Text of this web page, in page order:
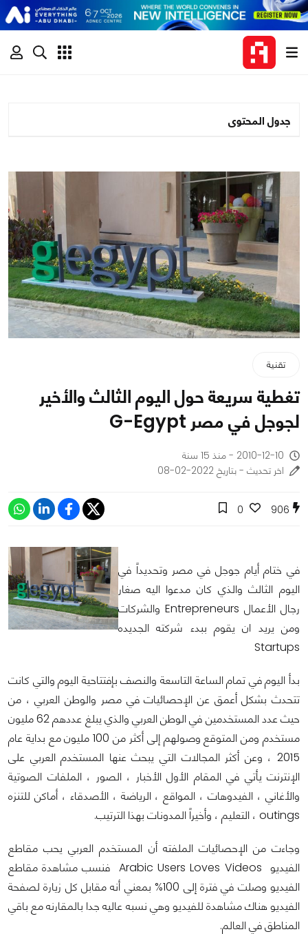
جدول المحتوى
تقنية
تغطية سريعة حول اليوم الثالث والأخير
لجوجل في مصر G-Egypt
2010-12-10 - منذ 15 سنة
اخر تحديث - بتاريخ 2022-02-08
906
0
في ختام أيام جوجل في مصر وتحديداً في
اليوم الثالث والذي كان مدعوا اليه صغار
رجال الأعمال Entrepreneurs والشركات
ومن يريد ان يقوم ببدء شركته الجديده
Startups
بدأ اليوم في تمام الساعة التاسعة والنصف بإفتتاحية اليوم والتي كانت
تتحدث بشكل أعمق عن الإحصائيات في مصر والوطن العربي ، من
حيث عدد المستخدمين في الوطن العربي والذي يبلغ عددهم 62 مليون
مستخدم ومن المتوقع وصولهم إلى أكثر من 100 مليون مع بداية عام
2015 ، وعن أكثر المجالات التي يبحث عنها المستخدم العربي على
الإنترنت يأتي في المقام الأول الأخبار ، الصور ، الملفات الصوتية
والأغاني ، الفيدوهات ، المواقع ، الرياضة ، الأصدقاء ، أماكن للتنزه
outings ، التعليم ، وأخيراً المدونات بهذا الترتيب.
وجاءت من الإحصائيات الملفته أن المستخدم العربي يحب مقاطع
الفيديو Arabic Users Loves Videos فنسب مشاهدة مقاطع
الفيديو وصلت في فترة إلى 100% بمعني أنه مقابل كل زيارة لصفحة
الفيديو هناك مشاهدة للفيديو وهي نسبه عاليه جدا بالمقارنه مع باقي
المناطق في العالم.